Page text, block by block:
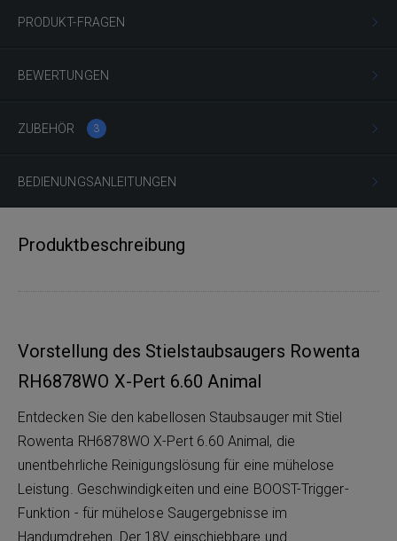
PRODUKT-FRAGEN
BEWERTUNGEN
ZUBEHÖR 3
BEDIENUNGSANLEITUNGEN
Produktbeschreibung
Vorstellung des Stielstaubsaugers Rowenta
RH6878WO X-Pert 6.60 Animal
Entdecken Sie den kabellosen Staubsauger mit Stiel
Rowenta RH6878WO X-Pert 6.60 Animal, die
unentbehrliche Reinigungslösung für eine mühelose
Leistung. Geschwindigkeiten und eine BOOST-Trigger-
Funktion - für mühelose Saugergebnisse im
Handumdrehen. Der 18V einschiebbare und